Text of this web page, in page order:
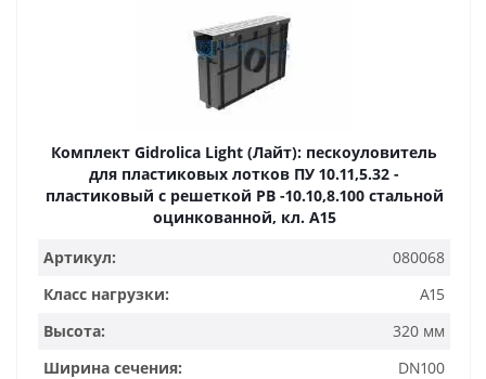
Комплект Gidrolica Light (Лайт): пескоуловитель
для пластиковых лотков ПУ 10.11,5.32 -
пластиковый с решеткой РВ -10.10,8.100 стальной
оцинкованной, кл. A15
Артикул:
080068
Класс нагрузки:
A15
Высота:
320 мм
Ширина сечения:
DN100